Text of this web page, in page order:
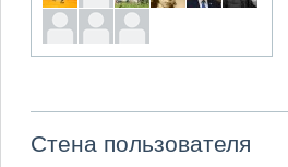
Стена пользователя